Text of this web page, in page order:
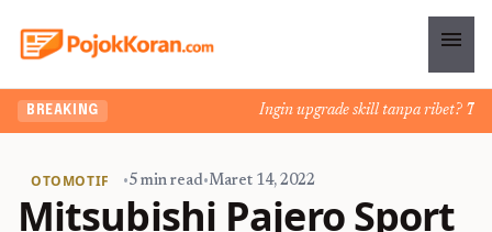
menu
BREAKING Ingin upgrade skill tanpa ribet?
OTOMOTIF •5 min read•Maret 14, 2022
Mitsubishi Pajero Sport